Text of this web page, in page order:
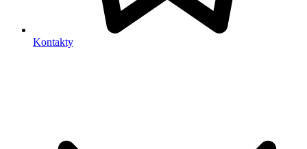
Kontakty